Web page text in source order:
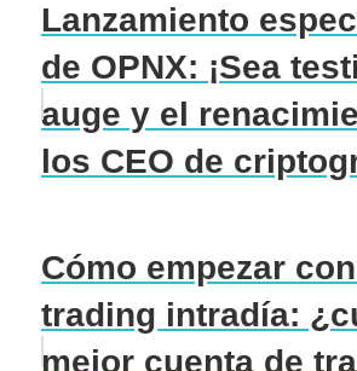
Lanzamiento
de OPNX: ¡Sea
auge y el
los CEO de
Cómo empezar
trading intradía:
mejor cuenta de